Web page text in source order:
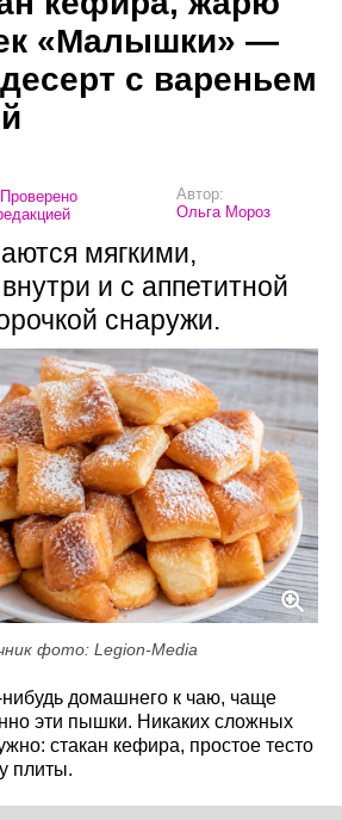
«Малышки» —
с вареньем
Проверено
Автор:
Ольга Мороз
мягкими,
и с аппетитной
снаружи.
фото: Legion-Media
нибудь домашнего к чаю, чаще
эти пышки. Никаких сложных
стакан кефира, простое тесто
плиты.